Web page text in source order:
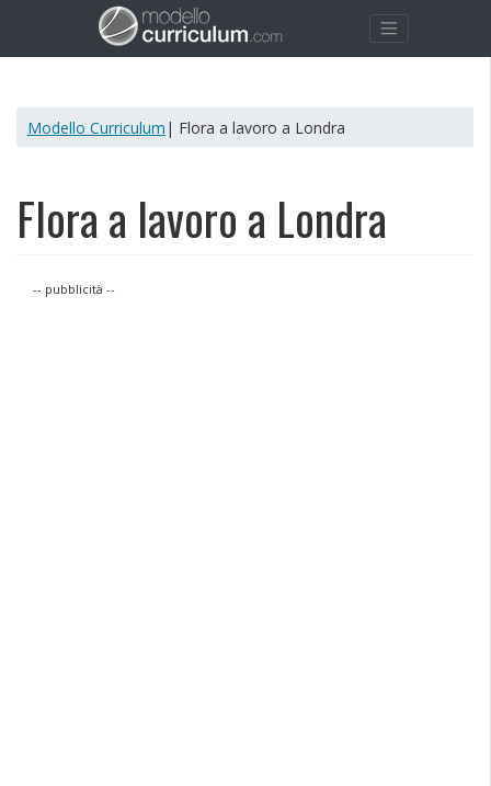
Modello Curriculum | Flora a lavoro a Londra
Flora a lavoro a Londra
-- pubblicità --